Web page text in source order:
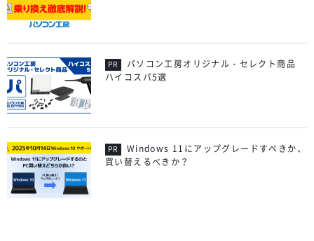
パソコン工房オリジナル・セレクト商品
ハイコスパ5選
Windows 11にアップグレードすべきか、
買い替えるべきか？